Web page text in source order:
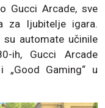
Gucci Arcade, sve
za ljubitelje igara.
automate učinile
ih, Gucci Arcade
Gaming“ u